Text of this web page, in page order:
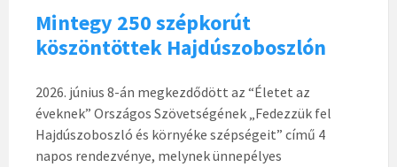
Mintegy 250 szépkorút
köszöntöttek Hajdúszoboszlón
2026. június 8-án megkezdődött az “Életet az
éveknek” Országos Szövetségének „Fedezzük fel
Hajdúszoboszló és környéke szépségeit” című 4
napos rendezvénye, melynek ünnepélyes